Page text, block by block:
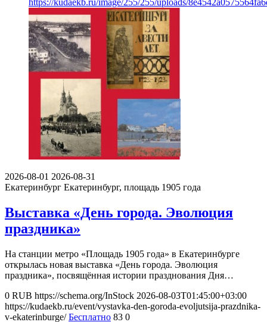
https://kudaekb.ru/image/255/255/uploads/
2026-08-01 2026-08-31
Екатеринбург Екатеринбург, площадь 1905 года
Выставка «День города. Эволюция
праздника»
На станции метро «Площадь 1905 года» в Екатеринбурге
открылась новая выставка «День города. Эволюция
праздника», посвящённая истории празднования Дня…
0 RUB https://schema.org/InStock 2026-08-03T01:45:00+03:00
https://kudaekb.ru/event/vystavka-den-goroda-evoljutsija-prazdnika-
v-ekaterinburge/ Бесплатно 83 0